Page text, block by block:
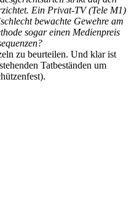
Ein Privat-TV (Tele M1)
bewachte Gewehre am
sogar einen Medienpreis
zu beurteilen. Und klar ist
Tatbeständen um